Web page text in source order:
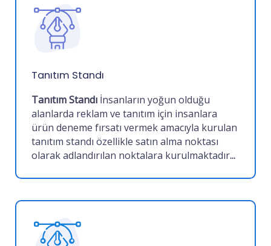
Tanıtım Standı
Tanıtım Standı İnsanların yoğun olduğu
alanlarda reklam ve tanıtım için insanlara
ürün deneme fırsatı vermek amacıyla kurulan
tanıtım standı özellikle satın alma noktası
olarak adlandırılan noktalara kurulmaktadır...